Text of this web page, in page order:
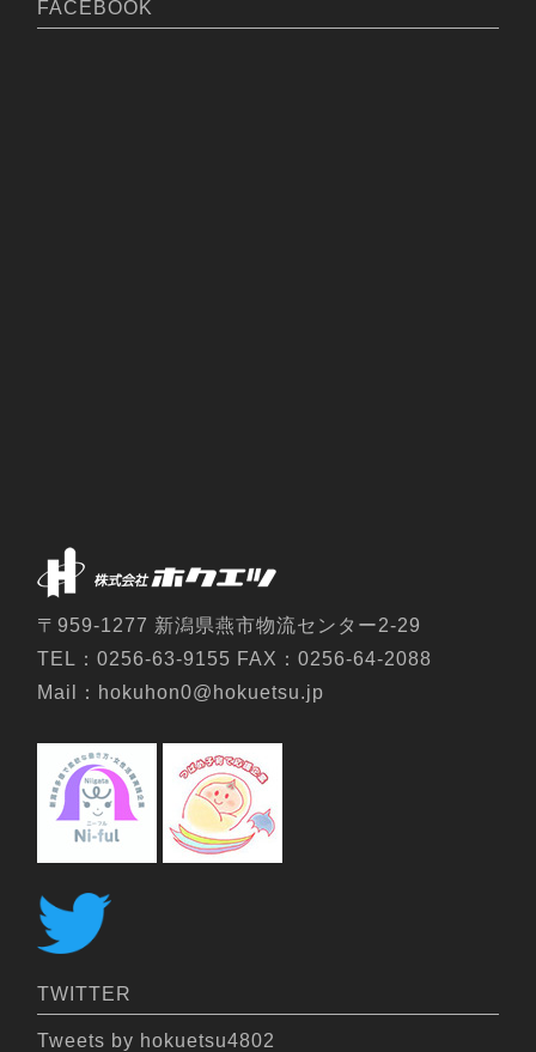
FACEBOOK
〒959-1277 新潟県燕市物流センター2-29
TEL：0256-63-9155 FAX：0256-64-2088
Mail：hokuhon0@hokuetsu.jp
TWITTER
Tweets by hokuetsu4802